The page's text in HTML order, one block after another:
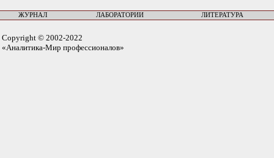
ЖУРНАЛ ЛАБОРАТОРИИ ЛИТЕРАТУРА
Copyright © 2002-2022
«Аналитика-Мир профессионалов»